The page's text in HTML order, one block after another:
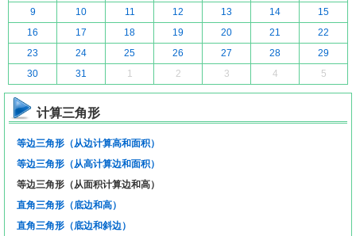
9
10 11 12 13 14
15
16
17 18 19 20 21
22
23
24 25 26 27 28
29
30
31 1 2 3 4 5
计算三角形
等边三角形（从边计算高和面积）
等边三角形（从高计算边和面积）
等边三角形（从面积计算边和高）
直角三角形（底边和高）
直角三角形（底边和斜边）